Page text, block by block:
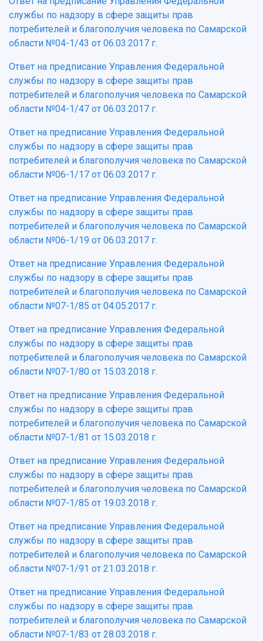
службы по надзору в сфере защиты прав
потребителей и благополучия человека по Самарской
области №04-1/43 от 06.03.2017 г.
Ответ на предписание Управления Федеральной
службы по надзору в сфере защиты прав
потребителей и благополучия человека по Самарской
области №04-1/47 от 06.03.2017 г.
Ответ на предписание Управления Федеральной
службы по надзору в сфере защиты прав
потребителей и благополучия человека по Самарской
области №06-1/17 от 06.03.2017 г.
Ответ на предписание Управления Федеральной
службы по надзору в сфере защиты прав
потребителей и благополучия человека по Самарской
области №06-1/19 от 06.03.2017 г.
Ответ на предписание Управления Федеральной
службы по надзору в сфере защиты прав
потребителей и благополучия человека по Самарской
области №07-1/85 от 04.05.2017 г.
Ответ на предписание Управления Федеральной
службы по надзору в сфере защиты прав
потребителей и благополучия человека по Самарской
области №07-1/80 от 15.03.2018 г.
Ответ на предписание Управления Федеральной
службы по надзору в сфере защиты прав
потребителей и благополучия человека по Самарской
области №07-1/81 от 15.03.2018 г.
Ответ на предписание Управления Федеральной
службы по надзору в сфере защиты прав
потребителей и благополучия человека по Самарской
области №07-1/85 от 19.03.2018 г.
Ответ на предписание Управления Федеральной
службы по надзору в сфере защиты прав
потребителей и благополучия человека по Самарской
области №07-1/91 от 21.03.2018 г.
Ответ на предписание Управления Федеральной
службы по надзору в сфере защиты прав
потребителей и благополучия человека по Самарской
области №07-1/83 от 28.03.2018 г.